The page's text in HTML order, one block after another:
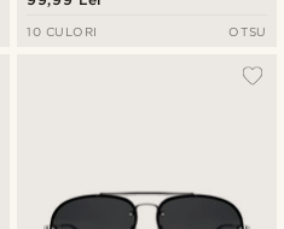
portocalie
10 CULORI OTSU